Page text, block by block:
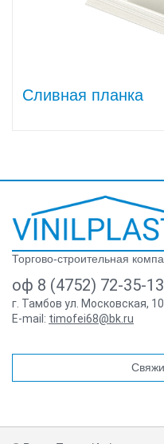
Сливная планка
Торгово-строительная
оф 8 (4752) 72-35-
г. Тамбов ул. Московская,
E-mail: timofei68@bk.ru